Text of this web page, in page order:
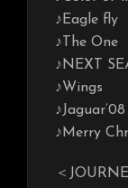
♪Eagle fly
♪The One
♪NEXT
♪Wings
♪Jaguar’08
♪Merry
＜